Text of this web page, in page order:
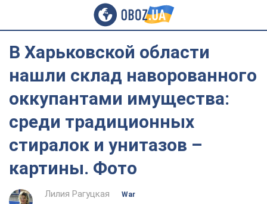
В Харьковской области
нашли склад наворованного
оккупантами имущества:
среди традиционных
стиралок и унитазов –
картины. Фото
Лилия Рагуцкая
War